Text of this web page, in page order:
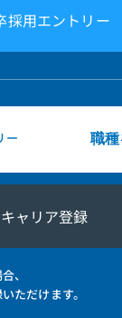
採用エントリー
ー
キャリア登録
、
ただけます。